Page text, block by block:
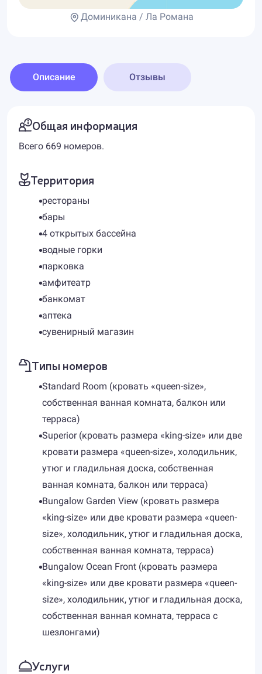
Доминикана / Ла Романа
Описание Отзывы
Общая информация
Всего 669 номеров.
Территория
рестораны
бары
4 открытых бассейна
водные горки
парковка
амфитеатр
банкомат
аптека
сувенирный магазин
Типы номеров
Standard Room (кровать «queen-size»,
собственная ванная комната, балкон или
терраса)
Superior (кровать размера «king-size» или две
кровати размера «queen-size», холодильник,
утюг и гладильная доска, собственная
ванная комната, балкон или терраса)
Bungalow Garden View (кровать размера
«king-size» или две кровати размера «queen-
size», холодильник, утюг и гладильная доска,
собственная ванная комната, терраса)
Bungalow Ocean Front (кровать размера
«king-size» или две кровати размера «queen-
size», холодильник, утюг и гладильная доска,
собственная ванная комната, терраса с
шезлонгами)
Услуги